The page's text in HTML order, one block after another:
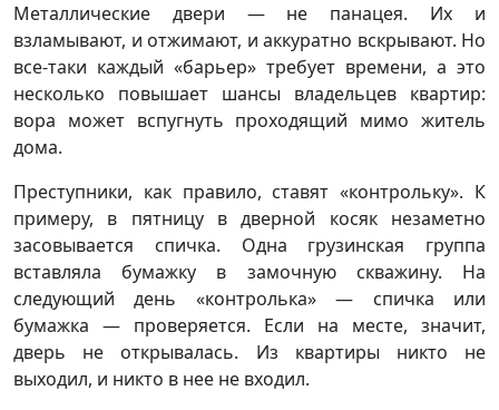
Металлические двери — не панацея. Их и
взламывают, и отжимают, и аккуратно вскрывают. Но
все-таки каждый «барьер» требует времени, а это
несколько повышает шансы владельцев квартир:
вора может вспугнуть проходящий мимо житель
дома.
Преступники, как правило, ставят «контрольку». К
примеру, в пятницу в дверной косяк незаметно
засовывается спичка. Одна грузинская группа
вставляла бумажку в замочную скважину. На
следующий день «контролька» — спичка или
бумажка — проверяется. Если на месте, значит,
дверь не открывалась. Из квартиры никто не
выходил, и никто в нее не входил.